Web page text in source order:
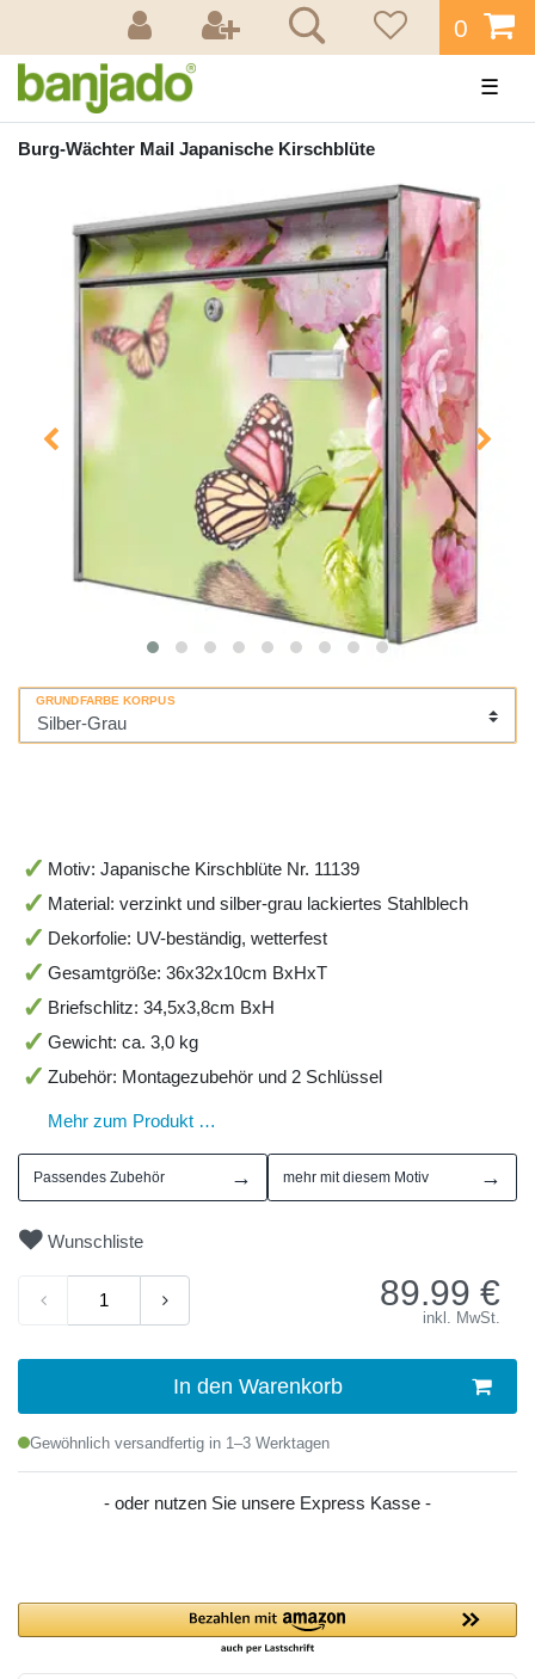
0
☰
Burg-Wächter Mail Japanische Kirschblüte
GRUNDFARBE KORPUS
Motiv: Japanische Kirschblüte Nr. 11139
Material: verzinkt und silber-grau lackiertes Stahlblech
Dekorfolie: UV-beständig, wetterfest
Gesamtgröße: 36x32x10cm BxHxT
Briefschlitz: 34,5x3,8cm BxH
Gewicht: ca. 3,0 kg
Zubehör: Montagezubehör und 2 Schlüssel
Mehr zum Produkt …
Passendes Zubehör → mehr mit diesem Motiv →
Wunschliste
89.99 €
inkl. MwSt.
In den Warenkorb
Gewöhnlich versandfertig in 1–3 Werktagen
- oder nutzen Sie unsere Express Kasse -